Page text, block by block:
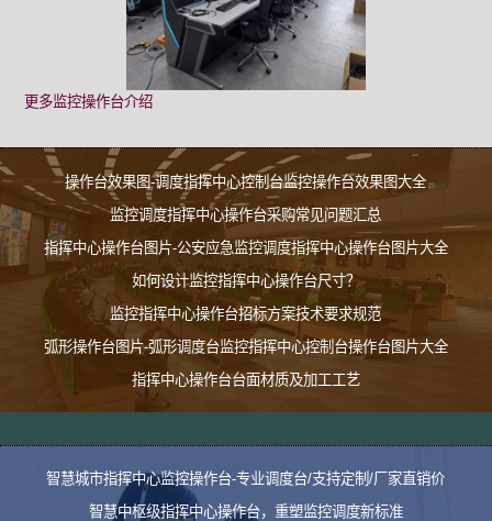
更多监控操作台介绍
操作台效果图-调度指挥中心控制台监控操作台效果图大全
监控调度指挥中心操作台采购常见问题汇总
指挥中心操作台图片-公安应急监控调度指挥中心操作台图片大全
如何设计监控指挥中心操作台尺寸？
监控指挥中心操作台招标方案技术要求规范
弧形操作台图片-弧形调度台监控指挥中心控制台操作台图片大全
指挥中心操作台台面材质及加工工艺
智慧城市指挥中心监控操作台-专业调度台/支持定制/厂家直销价
智慧中枢级指挥中心操作台，重塑监控调度新标准